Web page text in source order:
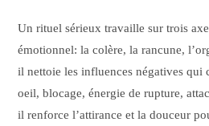
Un rituel sérieux travaille sur trois
émotionnel: la colère, la rancune,
il nettoie les influences négatives qui
oeil, blocage, énergie de rupture,
il renforce l’attirance et la douceur